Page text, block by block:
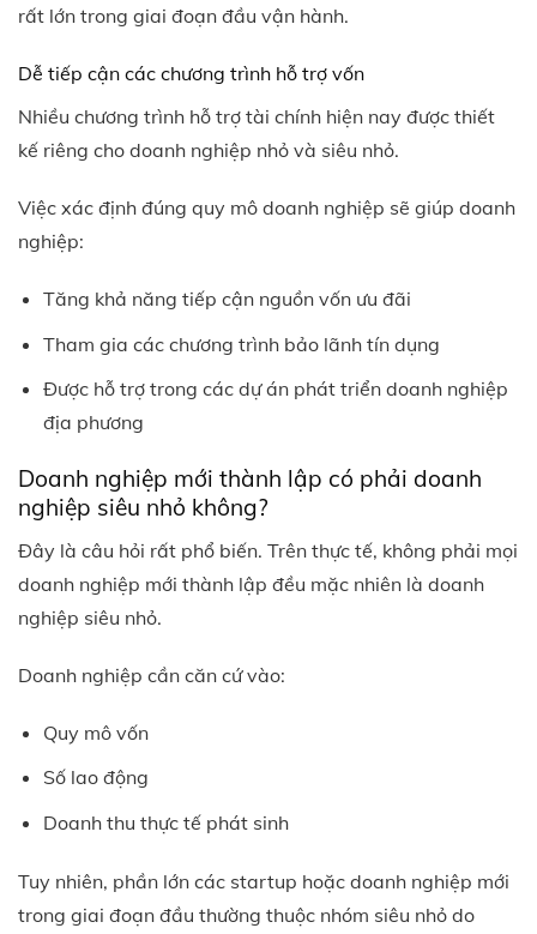
rất lớn trong giai đoạn đầu vận hành.
Dễ tiếp cận các chương trình hỗ trợ vốn
Nhiều chương trình hỗ trợ tài chính hiện nay được thiết
kế riêng cho doanh nghiệp nhỏ và siêu nhỏ.
Việc xác định đúng quy mô doanh nghiệp sẽ giúp doanh
nghiệp:
Tăng khả năng tiếp cận nguồn vốn ưu đãi
Tham gia các chương trình bảo lãnh tín dụng
Được hỗ trợ trong các dự án phát triển doanh nghiệp
địa phương
Doanh nghiệp mới thành lập có phải doanh
nghiệp siêu nhỏ không?
Đây là câu hỏi rất phổ biến. Trên thực tế, không phải mọi
doanh nghiệp mới thành lập đều mặc nhiên là doanh
nghiệp siêu nhỏ.
Doanh nghiệp cần căn cứ vào:
Quy mô vốn
Số lao động
Doanh thu thực tế phát sinh
Tuy nhiên, phần lớn các startup hoặc doanh nghiệp mới
trong giai đoạn đầu thường thuộc nhóm siêu nhỏ do